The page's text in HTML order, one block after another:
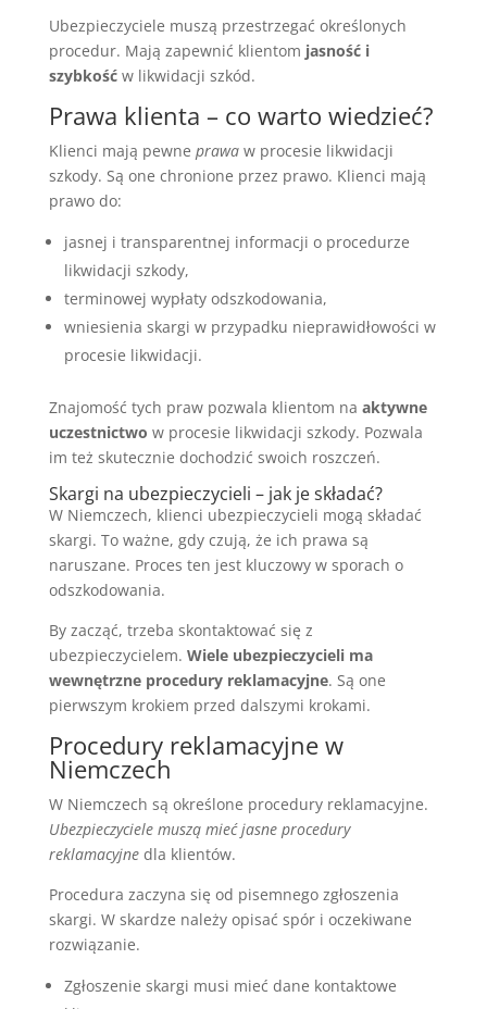
Ubezpieczyciele muszą przestrzegać określonych
procedur. Mają zapewnić klientom jasność i
szybkośćw likwidacji szkód.
Prawa klienta – co warto wiedzieć?
Klienci mają pewne prawaw procesie likwidacji
szkody. Są one chronione przez prawo. Klienci mają
prawo do:
jasnej i transparentnej informacji o procedurze
likwidacji szkody,
terminowej wypłaty odszkodowania,
wniesienia skargi w przypadku nieprawidłowości w
procesie likwidacji.
Znajomość tych praw pozwala klientom na aktywne
uczestnictwo w procesie likwidacji szkody. Pozwala
im też skutecznie dochodzić swoich roszczeń.
Skargi na ubezpieczycieli – jak je składać?
W Niemczech, klienci ubezpieczycieli mogą składać
skargi. To ważne, gdy czują, że ich prawa są
naruszane. Proces ten jest kluczowy w sporach o
odszkodowania.
By zacząć, trzeba skontaktować się z
ubezpieczycielem. Wiele ubezpieczycieli ma
wewnętrzne procedury reklamacyjne. Są one
pierwszym krokiem przed dalszymi krokami.
Procedury reklamacyjne w
Niemczech
W Niemczech są określone procedury reklamacyjne.
Ubezpieczyciele muszą mieć jasne procedury
reklamacyjnedla klientów.
Procedura zaczyna się od pisemnego zgłoszenia
skargi. W skardze należy opisać spór i oczekiwane
rozwiązanie.
Zgłoszenie skargi musi mieć dane kontaktowe